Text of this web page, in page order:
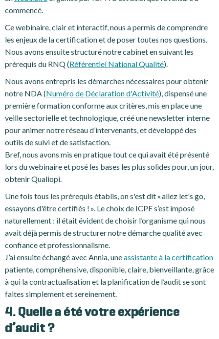
commencé.
Ce webinaire, clair et interactif, nous a permis de comprendre
les enjeux de la certification et de poser toutes nos questions.
Nous avons ensuite structuré notre cabinet en suivant les
prérequis du RNQ (Référentiel National Qualité).
Nous avons entrepris les démarches nécessaires pour obtenir
notre NDA (Numéro de Déclaration d'Activité), dispensé une
première formation conforme aux critères, mis en place une
veille sectorielle et technologique, créé une newsletter interne
pour animer notre réseau d’intervenants, et développé des
outils de suivi et de satisfaction.
Bref, nous avons mis en pratique tout ce qui avait été présenté
lors du webinaire et posé les bases les plus solides pour, un jour,
obtenir Qualiopi.
Une fois tous les prérequis établis, on s'est dit « allez let's go,
essayons d'être certifiés ! ». Le choix de ICPF s’est imposé
naturellement : il était évident de choisir l’organisme qui nous
avait déjà permis de structurer notre démarche qualité avec
confiance et professionnalisme.
J’ai ensuite échangé avec Annia, uneassistante à la certification
patiente, compréhensive, disponible, claire, bienveillante, grâce
à qui la contractualisation et la planification de l’audit se sont
faites simplement et sereinement.
4. Quelle a été votre expérience
d’audit ?